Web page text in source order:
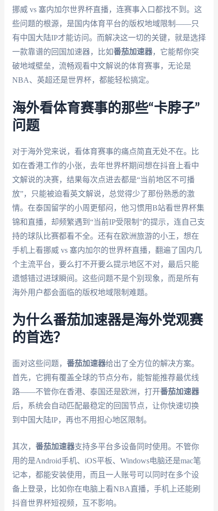
挪威 vs 塞内加尔世界杯直播，连赛事入口都找不到。这
些问题的根源，是国内体育平台的版权地域限制——只
有中国大陆IP才能访问。而解决这一切的关键，就是选择
一款靠谱的回国加速器，比如番茄加速器，它能帮你突
破地域壁垒，流畅观看中文解说的体育赛事，无论是
NBA、英超还是世界杯，都能轻松搞定。
海外看体育赛事的那些“卡脖子”
问题
对于海外党来说，看体育赛事的痛点简直无处不在。比
如在香港工作的小张，去年世界杯期间想在抖音上看中
文解说的决赛，结果每次点进去都是“当前地区不可播
放”，只能被迫看英文解说，总觉得少了那份熟悉的激
情。在泰国留学的小周更郁闷，他习惯用B站看世界杯集
锦和直播，却频繁遇到“当前IP受限制”的提示，连自己支
持的球队比赛都看不全。还有在欧洲旅游的小王，想在
手机上看挪威 vs 塞内加尔的世界杯直播，翻遍了国内几
个主流平台，要么打不开要么提示地区不对，最后只能
遗憾错过进球瞬间。这些问题不是个别现象，而是所有
海外用户都会面临的版权地域限制难题。
为什么番茄加速器是海外党观赛
的首选？
面对这些问题， 番茄加速器给出了全方位的解决方案。
首先，它拥有覆盖全球的节点分布，能智能推荐最优线
路——不管你在香港、泰国还是欧洲，打开番茄加速器
后，系统会自动匹配最稳定的回国节点，让你快速切换
到中国大陆IP，再也不用担心地区限制。
其次， 番茄加速器支持多平台多设备同时使用。不管你
用的是Android手机、iOS平板、Windows电脑还是mac笔
记本，都能安装使用，而且一人账号可以同时在多个设
备上登录，比如你在电脑上看NBA直播，手机上还能刷
抖音世界杯短视频，互不影响。